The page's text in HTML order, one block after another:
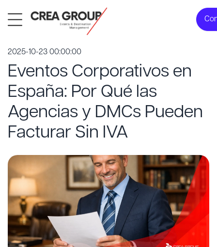
2025-10-23 00:00:00
Eventos Corporativos en
España: Por Qué las
Agencias y DMCs Pueden
Facturar Sin IVA